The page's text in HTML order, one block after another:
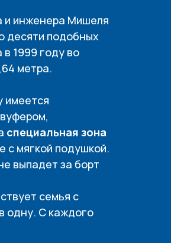
и инженера Мишеля
десяти подобных
1999 году во
метра.
имеется
специальная зона
с мягкой подушкой.
выпадет за борт
семья с
одну. С каждого